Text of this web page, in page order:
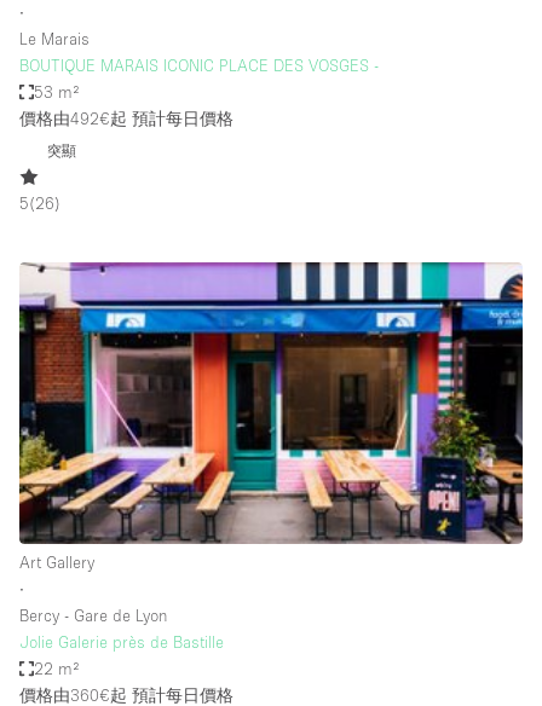
Art Gallery
Boutique / Shop
Conference Room
Container
Creative Space
Event Space
Fair / Festival
Hall
Mansion / House
∙
Le Marais
BOUTIQUE MARAIS ICONIC PLACE DES VOSGES -
53 m²
價格由492€起 預計每日價格
突顯
5(26)
Art Gallery
∙
Bercy - Gare de Lyon
Jolie Galerie près de Bastille
22 m²
價格由360€起 預計每日價格